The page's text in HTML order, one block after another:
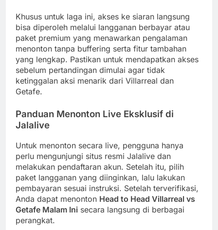
Khusus untuk laga ini, akses ke siaran langsung
bisa diperoleh melalui langganan berbayar atau
paket premium yang menawarkan pengalaman
menonton tanpa buffering serta fitur tambahan
yang lengkap. Pastikan untuk mendapatkan akses
sebelum pertandingan dimulai agar tidak
ketinggalan aksi menarik dari Villarreal dan
Getafe.
Panduan Menonton Live Eksklusif di
Jalalive
Untuk menonton secara live, pengguna hanya
perlu mengunjungi situs resmi Jalalive dan
melakukan pendaftaran akun. Setelah itu, pilih
paket langganan yang diinginkan, lalu lakukan
pembayaran sesuai instruksi. Setelah terverifikasi,
Anda dapat menonton Head to Head Villarreal vs
Getafe Malam Ini secara langsung di berbagai
perangkat.